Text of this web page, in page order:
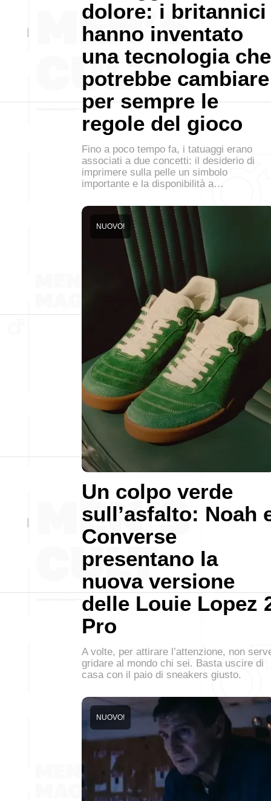
dolore: i britannici
hanno inventato
una tecnologia che
potrebbe cambiare
per sempre le
regole del gioco
Fino a poco tempo fa, i tatuaggi erano
associati a due concetti: il desiderio di
imprimere sulla pelle un simbolo
importante e la disponibilità a…
Un colpo verde
sull’asfalto: Noah
Converse
presentano la
nuova versione
delle Louie Lopez
Pro
NUOVO!
A volte, per attirare l’attenzione, non
gridare al mondo chi sei. Basta uscire di
casa con il paio di sneakers giusto.
NUOVO!